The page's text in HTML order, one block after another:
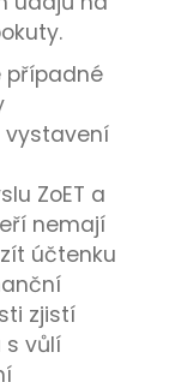
případné
vystavení
ZoET a
nemají
účtenku
zjistí
s vůlí